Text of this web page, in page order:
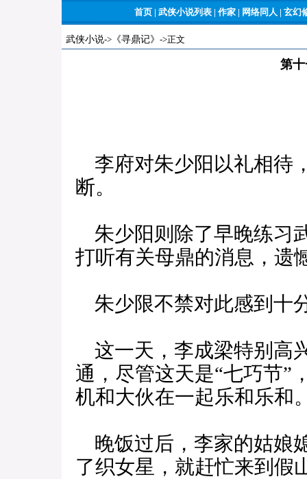
首页 | 武侠小说列表 | 作家 | 网络同人 | 玄幻
武侠小说-> 《寻鼎记》 ->正文
第
李府对朱少阳以礼相待
断。
朱少阳则除了早晚练习
打听有关母鼎的消息，遗
朱少限不禁对此感到十
这一天，李成梁特别高
通，尽管这天是“七巧节”
机和大伙在一起乐和乐和
晚饭过后，李家的姑娘
了织女星，就赶忙来到假